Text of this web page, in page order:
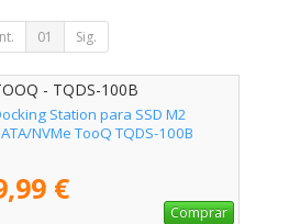
01 Sig.
- TQDS-100B
Station para SSD M2
NVMe TooQ TQDS-100B
€
Comprar